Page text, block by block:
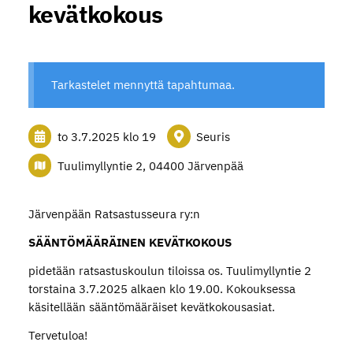
kevätkokous
Tarkastelet mennyttä tapahtumaa.
to 3.7.2025 klo 19
Seuris
Tuulimyllyntie 2, 04400 Järvenpää
Järvenpään Ratsastusseura ry:n
SÄÄNTÖMÄÄRÄINEN KEVÄTKOKOUS
pidetään ratsastuskoulun tiloissa os. Tuulimyllyntie 2
torstaina 3.7.2025 alkaen klo 19.00. Kokouksessa
käsitellään sääntömääräiset kevätkokousasiat.
Tervetuloa!